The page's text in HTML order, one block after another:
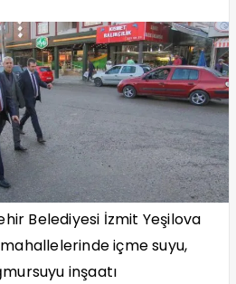
Belediyesi İzmit Yeşilova
içme suyu,
inşaatı